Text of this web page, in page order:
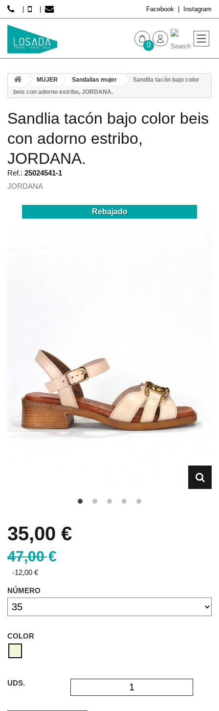
Facebook Instagram
0
HOMBRE
MUJER Sandalias mujer
Sandlia tacón bajo color
beis con adorno estribo, JORDANA.
Sandlia tacón bajo color beis
con adorno estribo,
JORDANA.
Ref.: 25024541-1
JORDANA
Rebajado
35,00 €
47,00 €
-12,00 €
NÚMERO
COLOR
UDS.